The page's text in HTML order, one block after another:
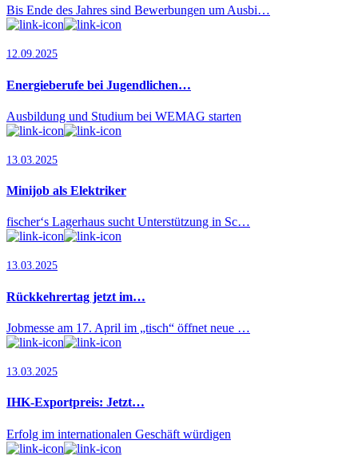
Bis Ende des Jahres sind Bewerbungen um Ausbi…
12.09.2025
Energieberufe bei Jugendlichen…
Ausbildung und Studium bei WEMAG starten
13.03.2025
Minijob als Elektriker
fischer‘s Lagerhaus sucht Unterstützung in Sc…
13.03.2025
Rückkehrertag jetzt im…
Jobmesse am 17. April im „tisch“ öffnet neue …
13.03.2025
IHK-Exportpreis: Jetzt…
Erfolg im internationalen Geschäft würdigen